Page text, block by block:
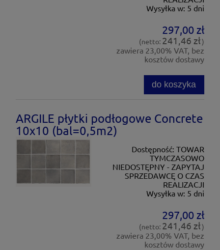
Wysyłka w: 5 dni
297,00 zł
(netto: 241,46 zł)
zawiera 23,00% VAT, bez
kosztów dostawy
do koszyka
ARGILE płytki podłogowe Concrete
10x10 (bal=0,5m2)
Dostępność: TOWAR
TYMCZASOWO
NIEDOSTĘPNY - ZAPYTAJ
SPRZEDAWCĘ O CZAS
REALIZACJI
Wysyłka w: 5 dni
297,00 zł
(netto: 241,46 zł)
zawiera 23,00% VAT, bez
kosztów dostawy